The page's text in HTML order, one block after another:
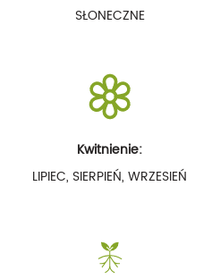
SŁONECZNE
Kwitnienie:
LIPIEC, SIERPIEŃ, WRZESIEŃ